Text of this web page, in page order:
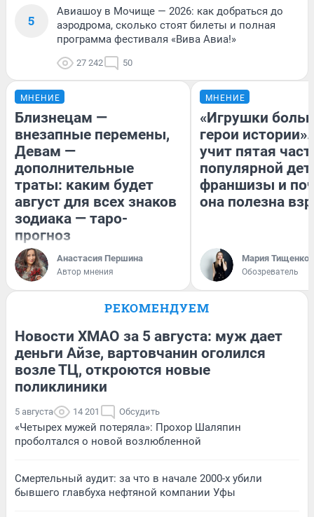
5
Авиашоу в Мочище — 2026: как добраться до
аэродрома, сколько стоят билеты и полная
программа фестиваля «Вива Авиа!»
27 242 50
МНЕНИЕ
Близнецам —
внезапные перемены,
Девам —
дополнительные
траты: каким будет
август для всех знаков
зодиака — таро-
прогноз
Анастасия Першина
Автор мнения
МНЕНИЕ
«Игрушки
герои
учит пятая
популярной
франшизы и
она полезна
Мария Тищенко
Обозреватель
РЕКОМЕНДУЕМ
Новости ХМАО за 5 августа: муж дает
деньги Айзе, вартовчанин оголился
возле ТЦ, откроются новые
поликлиники
5 августа 14 201 Обсудить
«Четырех мужей потеряла»: Прохор Шаляпин
проболтался о новой возлюбленной
Смертельный аудит: за что в начале 2000-х убили
бывшего главбуха нефтяной компании Уфы